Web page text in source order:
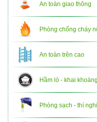
An toàn giao thông
Phòng chống cháy
An toàn trên cao
Hầm lò - khai khoáng
Phòng sạch - thí